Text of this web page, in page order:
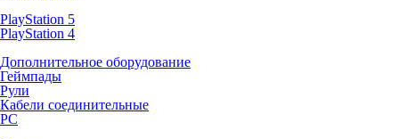
PlayStation 5
PlayStation 4
Дополнительное оборудование
Геймпады
Рули
Кабели соединительные
PC